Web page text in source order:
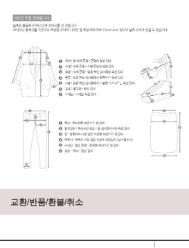
교환/반품/환불/취소